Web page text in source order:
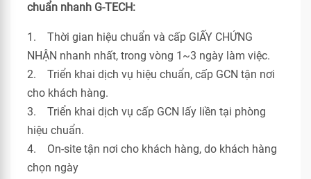
chuẩn nhanh G-TECH:
1. Thời gian hiệu chuẩn và cấp GIẤY CHỨNG
NHẬN nhanh nhất, trong vòng 1~3 ngày làm việc.
2. Triển khai dịch vụ hiệu chuẩn, cấp GCN tận nơi
cho khách hàng.
3. Triển khai dịch vụ cấp GCN lấy liền tại phòng
hiệu chuẩn.
4. On-site tận nơi cho khách hàng, do khách hàng
chọn ngày